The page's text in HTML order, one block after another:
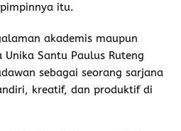
itu.
akademis maupun
Santu Paulus Ruteng
sebagai seorang sarjana
kreatif, dan produktif di